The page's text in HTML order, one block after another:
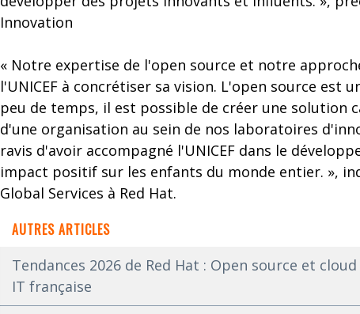
Innovation
« Notre expertise de l'open source et notre
l'UNICEF à concrétiser sa vision. L'open source est
peu de temps, il est possible de créer une solution
d'une organisation au sein de nos laboratoires
ravis d'avoir accompagné l'UNICEF dans le
impact positif sur les enfants du monde entier. »,
Global Services à Red Hat.
AUTRES ARTICLES
Tendances 2026 de Red Hat : Open source et
IT française